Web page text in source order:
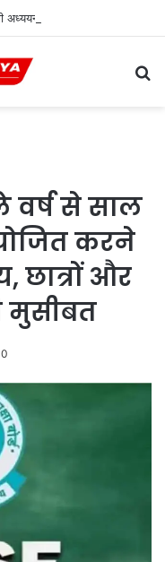
अध्ययन केंद्र की नींव
वर्ष से साल
करने
छात्रों और
मुसीबत
0